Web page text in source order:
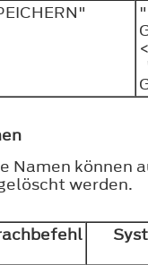
Namen können
werden.